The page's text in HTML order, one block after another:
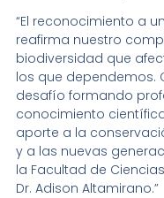
“El reconocimiento a
reafirma nuestro
biodiversidad que
los que dependemos.
desafío formando
conocimiento
aporte a la
y a las nuevas
la Facultad de
Dr. Adison Altamirano.”